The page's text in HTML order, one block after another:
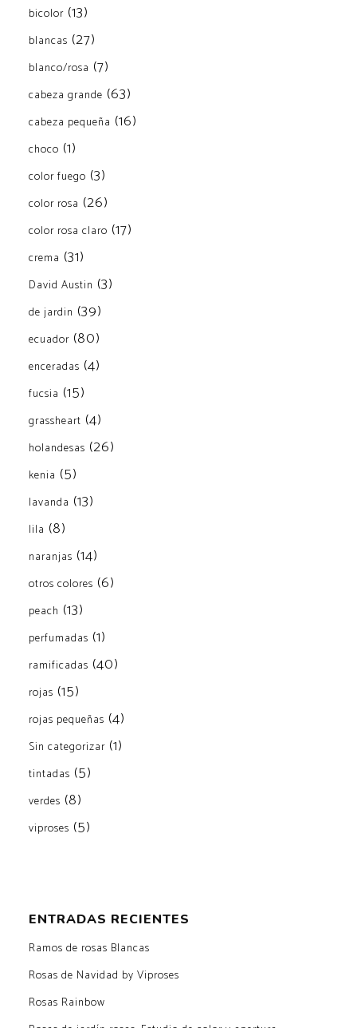
bicolor (13)
blancas (27)
blanco/rosa (7)
cabeza grande (63)
cabeza pequeña (16)
choco (1)
color fuego (3)
color rosa (26)
color rosa claro (17)
crema (31)
David Austin (3)
de jardin (39)
ecuador (80)
enceradas (4)
fucsia (15)
grassheart (4)
holandesas (26)
kenia (5)
lavanda (13)
lila (8)
naranjas (14)
otros colores (6)
peach (13)
perfumadas (1)
ramificadas (40)
rojas (15)
rojas pequeñas (4)
Sin categorizar (1)
tintadas (5)
verdes (8)
viproses (5)
ENTRADAS RECIENTES
Ramos de rosas Blancas
Rosas de Navidad by Viproses
Rosas Rainbow